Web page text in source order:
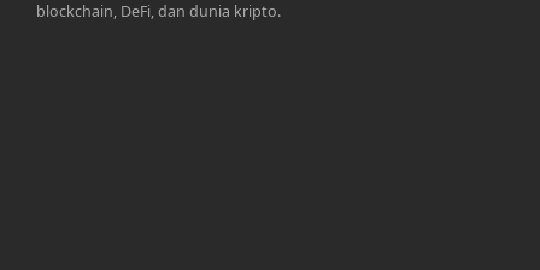
blockchain, DeFi, dan dunia kripto.